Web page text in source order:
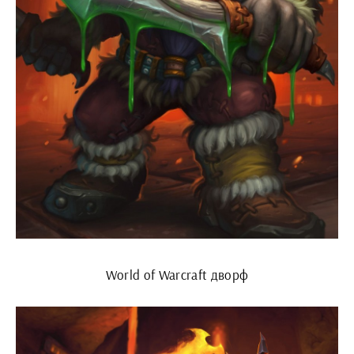
World of Warcraft дворф